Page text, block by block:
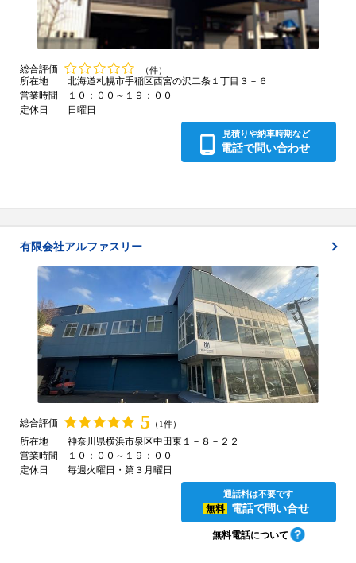
総合評価 （件）
所在地
北海道札幌市手稲区西宮の沢二条１丁目３－６
営業時間
１０：００～１９：００
定休日
日曜日
見積りや納車時期など
電話で問い合わせ
有限会社アルファスリー
総合評価 5 （1件）
所在地
神奈川県横浜市泉区中田東１－８－２２
営業時間
１０：００～１９：００
定休日
毎週火曜日・第３月曜日
通話料は不要です
無料 電話で問い合せ
無料電話について